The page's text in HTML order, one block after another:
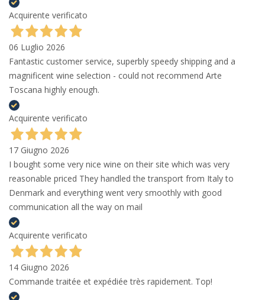
Acquirente verificato
06 Luglio 2026
Fantastic customer service, superbly speedy shipping and a
magnificent wine selection - could not recommend Arte
Toscana highly enough.
Acquirente verificato
17 Giugno 2026
I bought some very nice wine on their site which was very
reasonable priced They handled the transport from Italy to
Denmark and everything went very smoothly with good
communication all the way on mail
Acquirente verificato
14 Giugno 2026
Commande traitée et expédiée très rapidement. Top!